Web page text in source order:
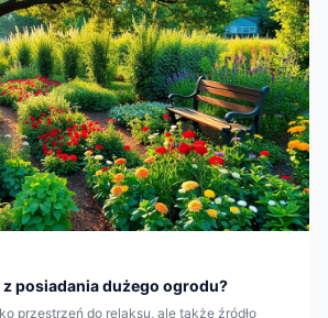
posiadania dużego ogrodu?
przestrzeń do relaksu, ale także źródło